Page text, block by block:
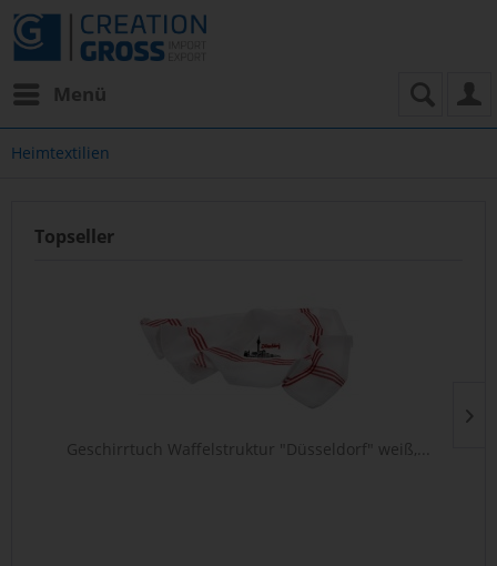
Menü
Heimtextilien
Topseller
Geschirrtuch Waffelstruktur "Düsseldorf" weiß,...